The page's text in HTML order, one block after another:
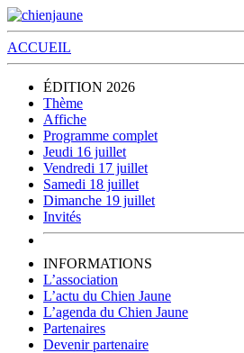
ACCUEIL
ÉDITION 2026
Thème
Affiche
Programme complet
Jeudi 16 juillet
Vendredi 17 juillet
Samedi 18 juillet
Dimanche 19 juillet
Invités
INFORMATIONS
L’association
L’actu du Chien Jaune
L’agenda du Chien Jaune
Partenaires
Devenir partenaire